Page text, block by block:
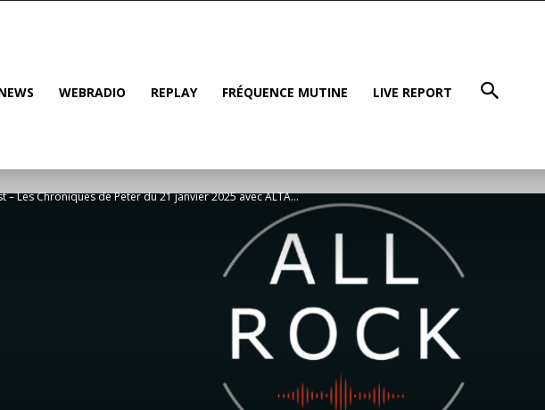
WEBRADIO REPLAY FRÉQUENCE MUTINE LIVE REPORT
– Les Chroniques de Peter du 21 janvier 2025 avec ALTA...